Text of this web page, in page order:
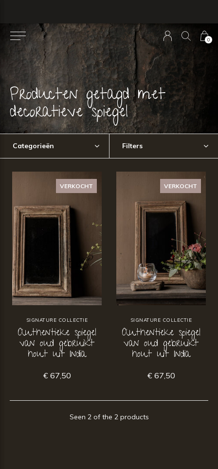
0
Producten getagd met
decoratieve spiegel
Categorieën Filters
VERKOCHT
SIGNATURE COLLECTIE
Authentieke spiegel
van oud gebruikt
hout uit India
€ 67,50
VERKOCHT
SIGNATURE COLLECTIE
Authentieke spiegel
van oud gebruikt
hout uit India
€ 67,50
Seen 2 of the 2 products